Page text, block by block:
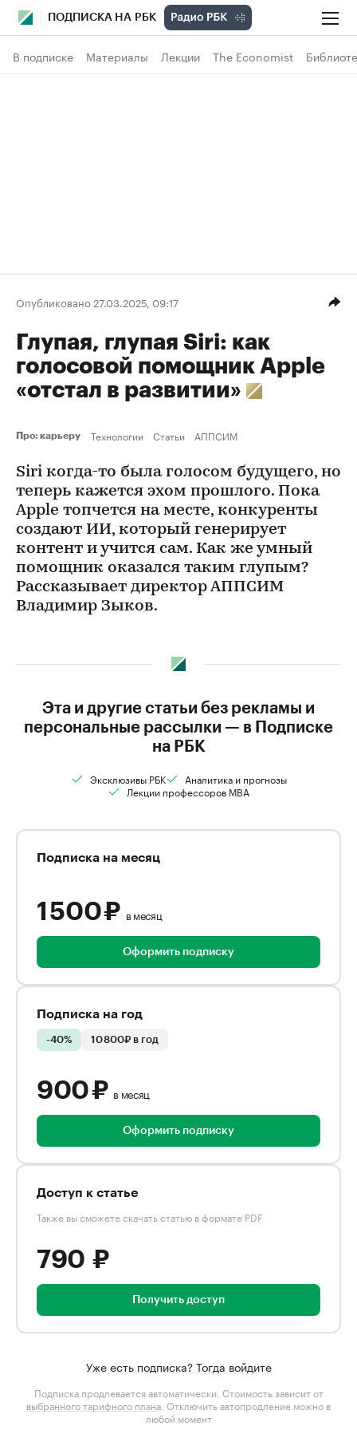
ПОДПИСКА НА РБК
В подписке Материалы Лекции The Economist
Опубликовано 27.03.2025, 09:17
Глупая, глупая Siri: как
голосовой помощник Apple
«отстал в развитии»
Про: карьеру Технологии Статьи АППСИМ
Siri когда-то была голосом будущего, но
теперь кажется эхом прошлого. Пока
Apple топчется на месте, конкуренты
создают ИИ, который генерирует
контент и учится сам. Как же умный
помощник оказался таким глупым?
Рассказывает директор АППСИМ
Владимир Зыков.
Эта и другие статьи без рекламы и
персональные рассылки — в Подписке
на РБК
Эксклюзивы РБК
Аналитика и прогнозы
Лекции профессоров MBA
Подписка на месяц
1 500 ₽ в месяц
Оформить подписку
Подписка на год
-40% 10 800₽ в год
900 ₽ в месяц
Оформить подписку
Доступ к статье
Также вы сможете скачать статью в формате PDF
790 ₽
Получить доступ
Уже есть подписка? Тогда войдите
Подписка продлевается автоматически. Стоимость зависит от
выбранного тарифного плана . Отключить автопродление можно в
любой момент